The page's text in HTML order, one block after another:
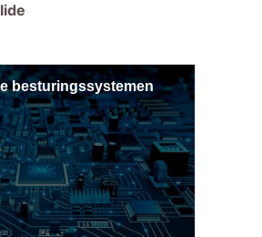
besturingssystemen